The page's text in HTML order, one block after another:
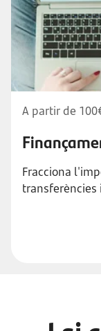
A partir de
Fracciona
transferències